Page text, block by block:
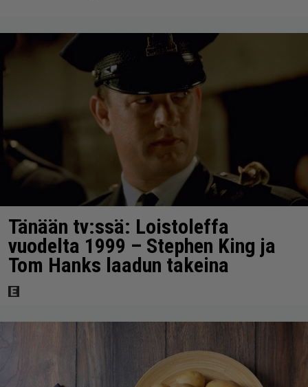
Tänään tv:ssä: Loistoleffa
vuodelta 1999 – Stephen King ja
Tom Hanks laadun takeina